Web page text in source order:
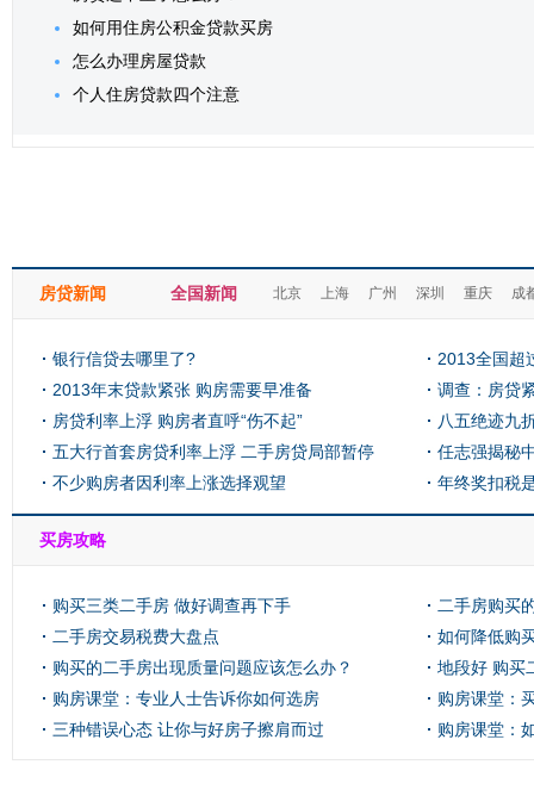
如何用住房公积金贷款买房
怎么办理房屋贷款
个人住房贷款四个注意
房贷新闻 全国新闻 北京 上海 广州 深圳 重庆 成
银行信贷去哪里了?
2013年末贷款紧张 购房需要早准备
房贷利率上浮 购房者直呼“伤不起”
五大行首套房贷利率上浮 二手房贷局部暂停
不少购房者因利率上涨选择观望
2013全国超
71亿
调查：房贷
比最高
八五绝迹九
任志强揭秘
年终奖扣税
买房攻略
购买三类二手房 做好调查再下手
二手房交易税费大盘点
购买的二手房出现质量问题应该怎么办？
购房课堂：专业人士告诉你如何选房
三种错误心态 让你与好房子擦肩而过
二手房购买
如何降低购
地段好 购买
购房课堂：
购房课堂：